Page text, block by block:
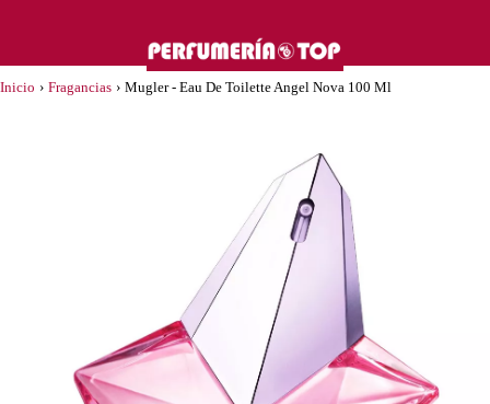
Inicio › Fragancias › Mugler - Eau De Toilette Angel Nova 100 Ml